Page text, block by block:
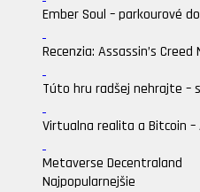
Ember Soul – parkourové
Recenzia: Assassin’s Creed
Túto hru radšej nehrajte –
Virtualna realita a Bitcoin –
Metaverse Decentraland
Najpopularnejšie